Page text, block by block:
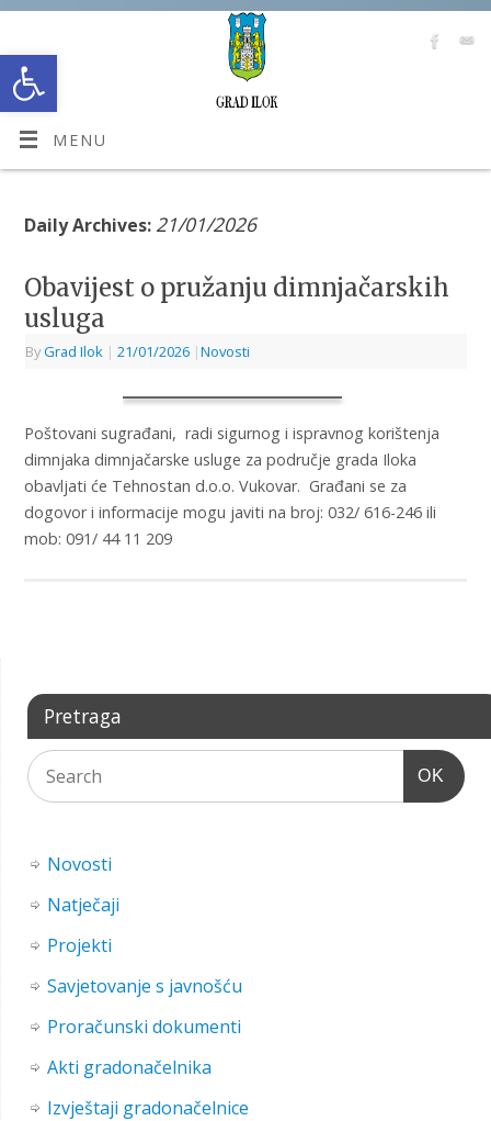
Open toolbar
MENU
Daily Archives: 21/01/2026
Obavijest o pružanju dimnjačarskih
usluga
ByGrad Ilok | 21/01/2026 |Novosti
Poštovani sugrađani, radi sigurnog i ispravnog korištenja
dimnjaka dimnjačarske usluge za područje grada Iloka
obavljati će Tehnostan d.o.o. Vukovar. Građani se za
dogovor i informacije mogu javiti na broj: 032/ 616-246 ili
mob: 091/ 44 11 209
Pretraga
OK
Novosti
Natječaji
Projekti
Savjetovanje s javnošću
Proračunski dokumenti
Akti gradonačelnika
Izvještaji gradonačelnice